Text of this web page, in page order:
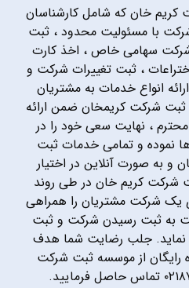
خان که شامل کارشناسان
با مسئولیت محدود ، ثبت
سهامی خاص ، اخذ کارت
، ثبت تغییرات شرکت و
انواع خدمات به مشتریان
شرکت کریمخان ضمن ارائه
محترم ، نهایت سعی خود را در
نموده و تمامی خدمات ثبت
و به صورت آنلاین در اختیار
شرکت کریم خان در طی روند
یک شرکت مشتریان را همراهی
به ثبت رسیدن شرکت و ثبت
نماید. جلب رضایت شما هدف
از موسسه ثبت شرکت